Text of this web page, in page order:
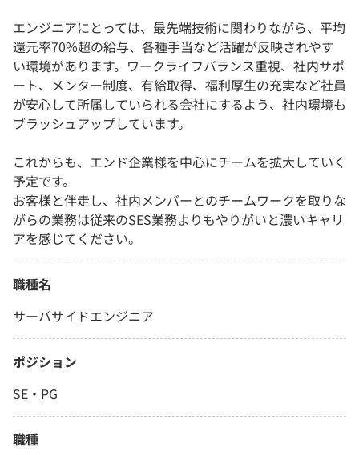
エンジニアにとっては、最先端技術に関わりながら、平均
還元率70%超の給与、各種手当など活躍が反映されやす
い環境があります。ワークライフバランス重視、社内サポ
ート、メンター制度、有給取得、福利厚生の充実など社員
が安心して所属していられる会社にするよう、社内環境も
ブラッシュアップしています。
これからも、エンド企業様を中心にチームを拡大していく
予定です。
お客様と伴走し、社内メンバーとのチームワークを取りな
がらの業務は従来のSES業務よりもやりがいと濃いキャリ
アを感じてください。
職種名
サーバサイドエンジニア
ポジション
SE・PG
職種